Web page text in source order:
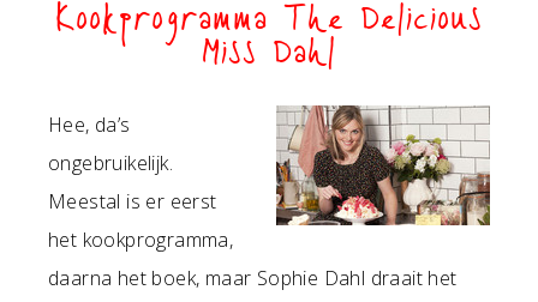
Kookprogramma The Delicious
Miss Dahl
Hee, da’s
ongebruikelijk.
Meestal is er eerst
het kookprogramma,
daarna het boek, maar Sophie Dahl draait het